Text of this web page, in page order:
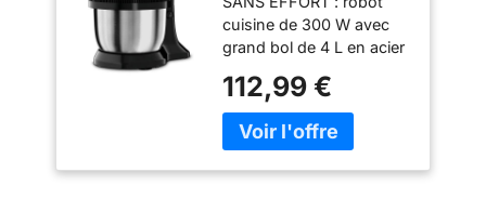
300 W, 5 vitesses,
Fonction pulse, 2
fouets et 2 pétrins
compatibles lave-
vaisselle, Bol Inox 4
L, Robot de cuisine
ultra compact
QA110810
cuisine de 300 W avec
grand bol de 4 L en acier
automatique, CUISSON
FACILE : Robot pâtissier
équipé d'une parfaite
112,99 €